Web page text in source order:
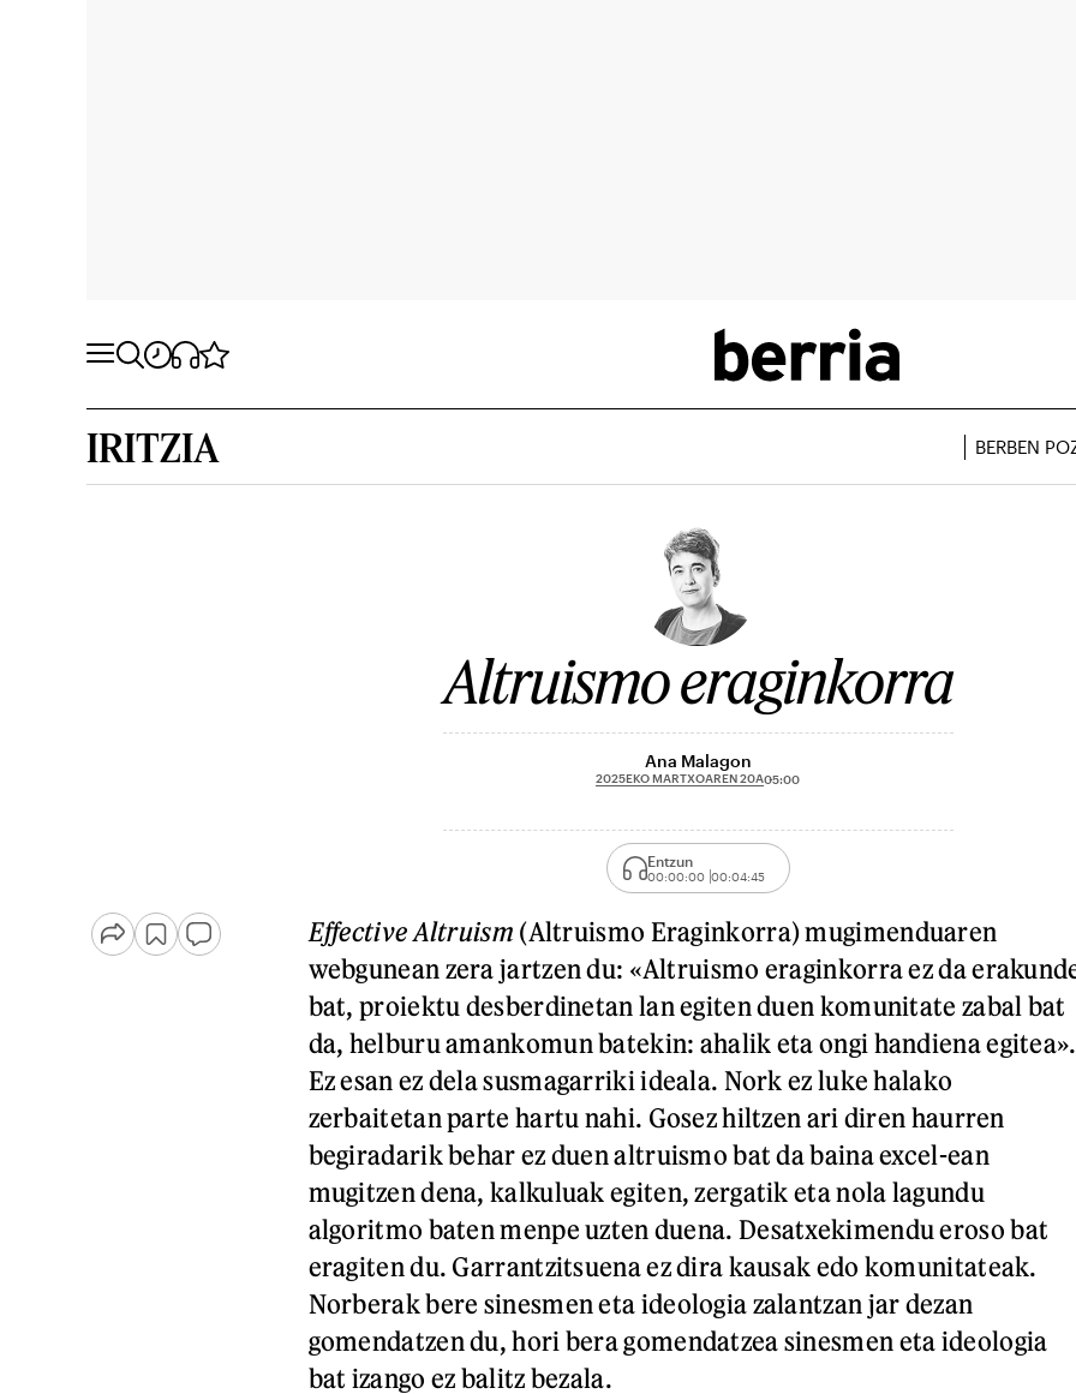
IRITZIA BERBEN
Altruismo eraginkorra
Ana Malagon
2025EKO MARTXOAREN 20A05:00
Entzun
00:00:00 00:04:45
Effective Altruism (Altruismo Eraginkorra) mugimenduaren
webgunean zera jartzen du: «Altruismo eraginkorra ez da
bat, proiektu desberdinetan lan egiten duen komunitate zabal bat
da, helburu amankomun batekin: ahalik eta ongi handiena egitea».
Ez esan ez dela susmagarriki ideala. Nork ez luke halako
zerbaitetan parte hartu nahi. Gosez hiltzen ari diren haurren
begiradarik behar ez duen altruismo bat da baina excel-ean
mugitzen dena, kalkuluak egiten, zergatik eta nola lagundu
algoritmo baten menpe uzten duena. Desatxekimendu eroso bat
eragiten du. Garrantzitsuena ez dira kausak edo komunitateak.
Norberak bere sinesmen eta ideologia zalantzan jar dezan
gomendatzen du, hori bera gomendatzea sinesmen eta ideologia
bat izango ez balitz bezala.